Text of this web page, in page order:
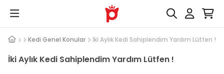
Kedi Genel Konular İki Aylık Kedi Sahiplendim Yardım Lütfen !
İki Aylık Kedi Sahiplendim Yardım Lütfen !